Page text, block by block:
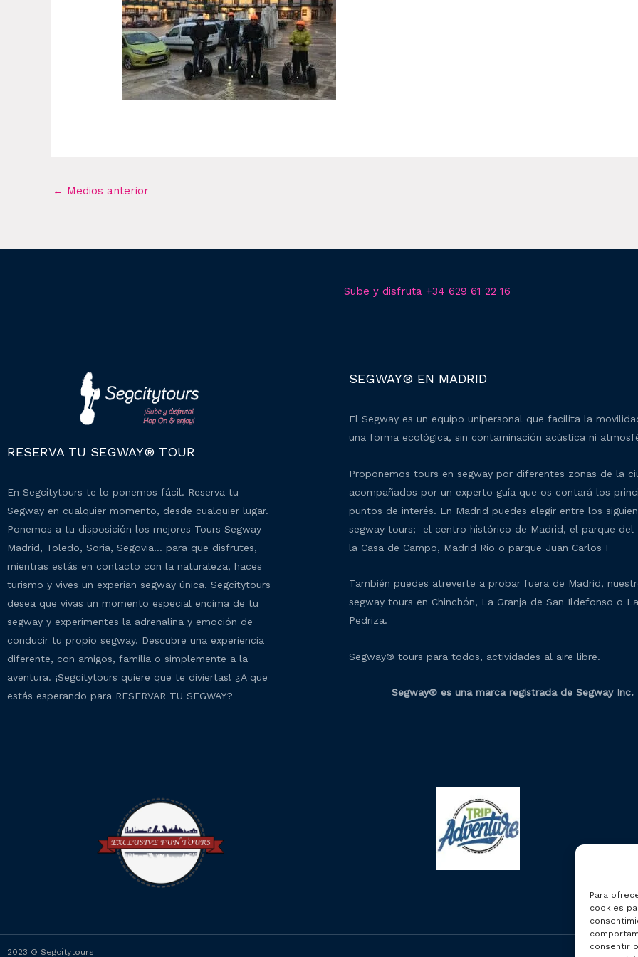
Para
cookies
consentir
← Medios anterior
Sube y disfruta +34 629 61 22 16
RESERVA TU SEGWAY® TOUR
En Segcitytours te lo ponemos fácil. Reserva tu
Segway en cualquier momento, desde cualquier lugar.
Ponemos a tu disposición los mejores Tours Segway
Madrid, Toledo, Soria, Segovia… para que disfrutes,
mientras estás en contacto con la naturaleza, haces
turismo y vives un experian segway única. Segcitytours
desea que vivas un momento especial encima de tu
segway y experimentes la adrenalina y emoción de
conducir tu propio segway. Descubre una experiencia
diferente, con amigos, familia o simplemente a la
aventura. ¡Segcitytours quiere que te diviertas! ¿A que
estás esperando para RESERVAR TU SEGWAY?
SEGWAY® EN MADRID
El Segway es un equipo unipersonal que facilita la
una forma ecológica, sin contaminación acústica ni
Proponemos tours en segway por diferentes zonas de la
acompañados por un experto guía que os contará los
puntos de interés. En Madrid puedes elegir entre los
segway tours; el centro histórico de Madrid, el parque del
la Casa de Campo, Madrid Rio o parque Juan Carlos I
También puedes atreverte a probar fuera de Madrid,
segway tours en Chinchón, La Granja de San Ildefonso o La
Pedriza.
Segway® tours para todos, actividades al aire libre.
Segway® es una marca registrada de Segway Inc.
2023 © Segcitytours